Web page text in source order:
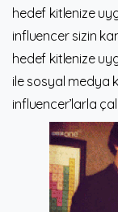
hedef kitlenize
influencer sizin
hedef kitlenize
ile sosyal medya
influencer’larla